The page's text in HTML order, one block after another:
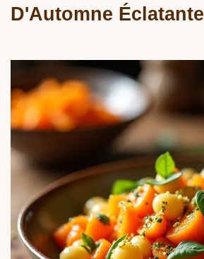
D'Automne Éclatante